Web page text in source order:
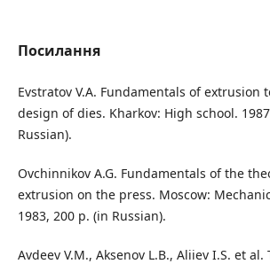
Посилання
Evstratov V.A. Fundamentals of extrusion
design of dies. Kharkov: High school.
Russian).
Ovchinnikov A.G. Fundamentals of the
extrusion on the press. Moscow:
1983, 200 p. (in Russian).
Avdeev V.M., Aksenov L.B., Aliiev I.S. et